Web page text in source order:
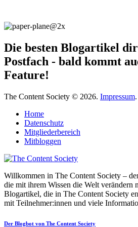
Die besten Blogartikel
Postfach - bald kommt
Feature!
The Content Society © 2026. Impressum.
Home
Datenschutz
Mitgliederbereich
Mitbloggen
Willkommen in The Content Society –
die mit ihrem Wissen die Welt verändern
Blogartikel, die in The Content Society
mit Teilnehmer:innen und viele
Der Blogbot von The Content Society